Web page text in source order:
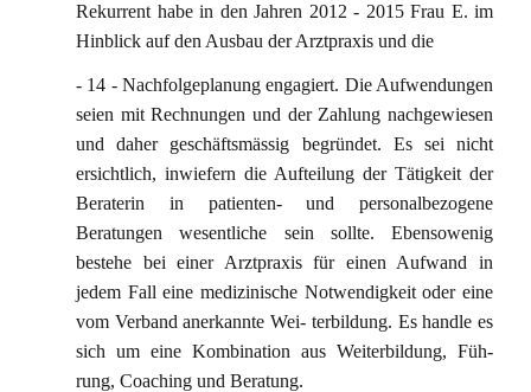
Rekurrent habe in den Jahren 2012 - 2015 Frau E. im
Hinblick auf den Ausbau der Arztpraxis und die
- 14 - Nachfolgeplanung engagiert. Die Aufwendungen
seien mit Rechnungen und der Zahlung nachgewiesen
und daher geschäftsmässig begründet. Es sei nicht
ersichtlich, inwiefern die Aufteilung der Tätigkeit der
Beraterin in patienten- und personalbezogene
Beratungen wesentliche sein sollte. Ebensowenig
bestehe bei einer Arztpraxis für einen Aufwand in
jedem Fall eine medizinische Notwendigkeit oder eine
vom Verband anerkannte Wei- terbildung. Es handle es
sich um eine Kombination aus Weiterbildung, Füh-
rung, Coaching und Beratung.